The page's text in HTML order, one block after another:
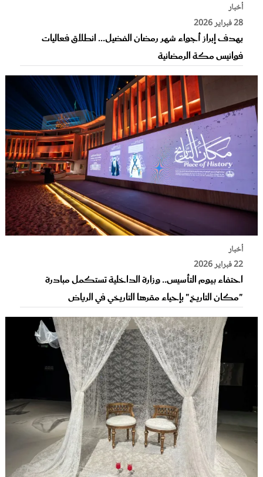
أخبار
28 فبراير 2026
بهدف إبراز أجواء شهر رمضان الفضيل... انطلاق فعاليات
فوانيس مكة الرمضانية
أخبار
22 فبراير 2026
احتفاء بيوم التأسيس.. وزارة الداخلية تستكمل مبادرة
"مكان التاريخ" بإحياء مقرها التاريخي في الرياض